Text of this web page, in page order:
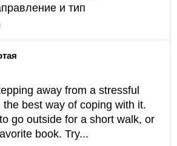
и тип
away from a stressful
best way of coping with it.
go outside for a short walk, or
book. Try...